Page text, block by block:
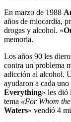
En marzo de 1988
años de miocardia,
drogas y alcohol. «
memoria.
Los años 90 les
contra un problema
adicción al alcohol.
ayudaron a cada
Everything» les dió
tema «For Whom
Waters» vendió 4